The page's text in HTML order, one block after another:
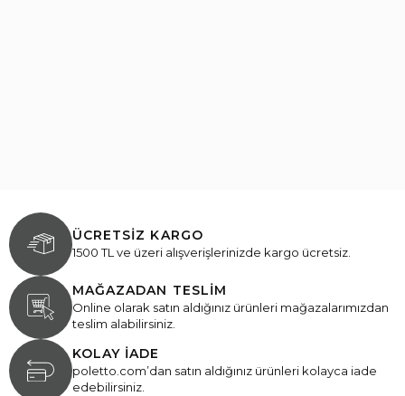
ÜCRETSİZ KARGO
1500 TL ve üzeri alışverişlerinizde kargo ücretsiz.
MAĞAZADAN TESLİM
Online olarak satın aldığınız ürünleri mağazalarımızdan
teslim alabilirsiniz.
KOLAY İADE
poletto.com’dan satın aldığınız ürünleri kolayca iade
edebilirsiniz.